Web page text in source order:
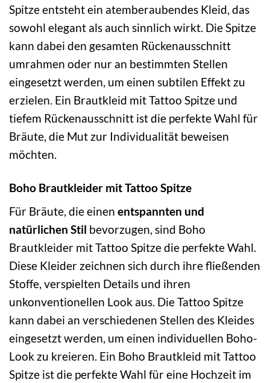
Spitze entsteht ein atemberaubendes Kleid, das
sowohl elegant als auch sinnlich wirkt. Die Spitze
kann dabei den gesamten Rückenausschnitt
umrahmen oder nur an bestimmten Stellen
eingesetzt werden, um einen subtilen Effekt zu
erzielen. Ein Brautkleid mit Tattoo Spitze und
tiefem Rückenausschnitt ist die perfekte Wahl für
Bräute, die Mut zur Individualität beweisen
möchten.
Boho Brautkleider mit Tattoo Spitze
Für Bräute, die einen entspannten und
natürlichen Stil bevorzugen, sind Boho
Brautkleider mit Tattoo Spitze die perfekte Wahl.
Diese Kleider zeichnen sich durch ihre fließenden
Stoffe, verspielten Details und ihren
unkonventionellen Look aus. Die Tattoo Spitze
kann dabei an verschiedenen Stellen des Kleides
eingesetzt werden, um einen individuellen Boho-
Look zu kreieren. Ein Boho Brautkleid mit Tattoo
Spitze ist die perfekte Wahl für eine Hochzeit im